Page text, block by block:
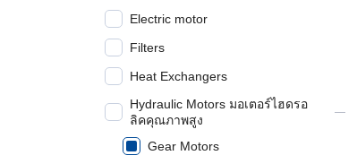
English
ไทย
Electric motor
Filters
Heat Exchangers
Hydraulic Motors มอเตอร์ไฮดรอ
ลิคคุณภาพสูง
Gear Motors